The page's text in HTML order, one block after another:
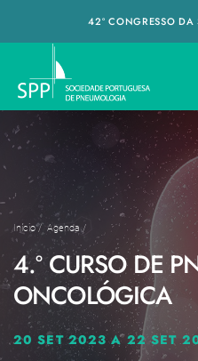
42º CONGRESSO DA
Início/ Agenda/
4.º CURSO DE
ONCOLÓGICA
20 SET 2023 A 22 SET